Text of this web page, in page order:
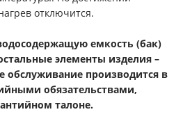
отключится.
емкость (бак)
элементы изделия –
обслуживание производится в
обязательствами,
талоне.